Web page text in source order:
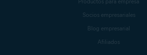
Socios empresariales
Blog empresarial
Afiliados